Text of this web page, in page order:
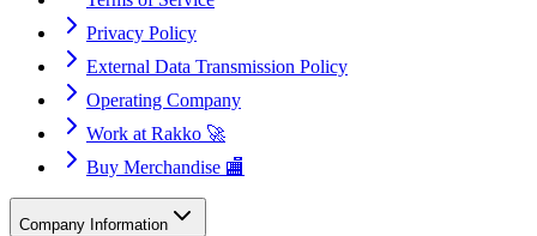
Privacy Policy
External Data Transmission Policy
Operating Company
Work at Rakko 🚀
Buy Merchandise 🏬
Company Information